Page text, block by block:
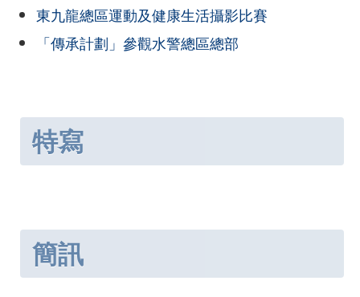
東九龍總區運動及健康生活攝影比賽
「傳承計劃」參觀水警總區總部
特寫
簡訊